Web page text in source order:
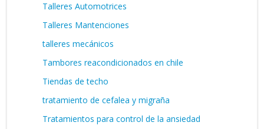
Talleres Automotrices
Talleres Mantenciones
talleres mecánicos
Tambores reacondicionados en chile
Tiendas de techo
tratamiento de cefalea y migraña
Tratamientos para control de la ansiedad